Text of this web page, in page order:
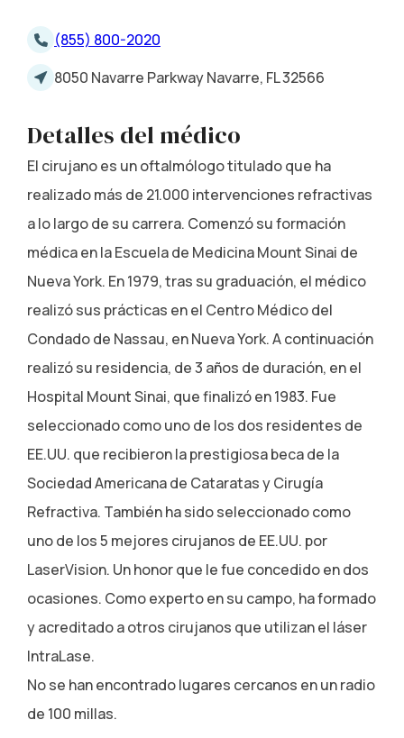
(855) 800-2020
8050 Navarre Parkway Navarre, FL 32566
Detalles del médico
El cirujano es un oftalmólogo titulado que ha
realizado más de 21.000 intervenciones refractivas
a lo largo de su carrera. Comenzó su formación
médica en la Escuela de Medicina Mount Sinai de
Nueva York. En 1979, tras su graduación, el médico
realizó sus prácticas en el Centro Médico del
Condado de Nassau, en Nueva York. A continuación
realizó su residencia, de 3 años de duración, en el
Hospital Mount Sinai, que finalizó en 1983. Fue
seleccionado como uno de los dos residentes de
EE.UU. que recibieron la prestigiosa beca de la
Sociedad Americana de Cataratas y Cirugía
Refractiva. También ha sido seleccionado como
uno de los 5 mejores cirujanos de EE.UU. por
LaserVision. Un honor que le fue concedido en dos
ocasiones. Como experto en su campo, ha formado
y acreditado a otros cirujanos que utilizan el láser
IntraLase.
No se han encontrado lugares cercanos en un radio
de 100 millas.